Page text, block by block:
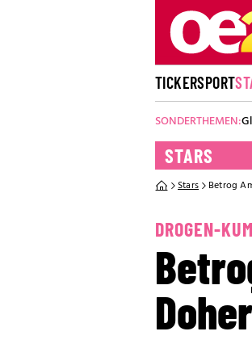
TICKERSPORT
SONDERTHEMEN:
STARS
Stars Betrog
DROGEN-